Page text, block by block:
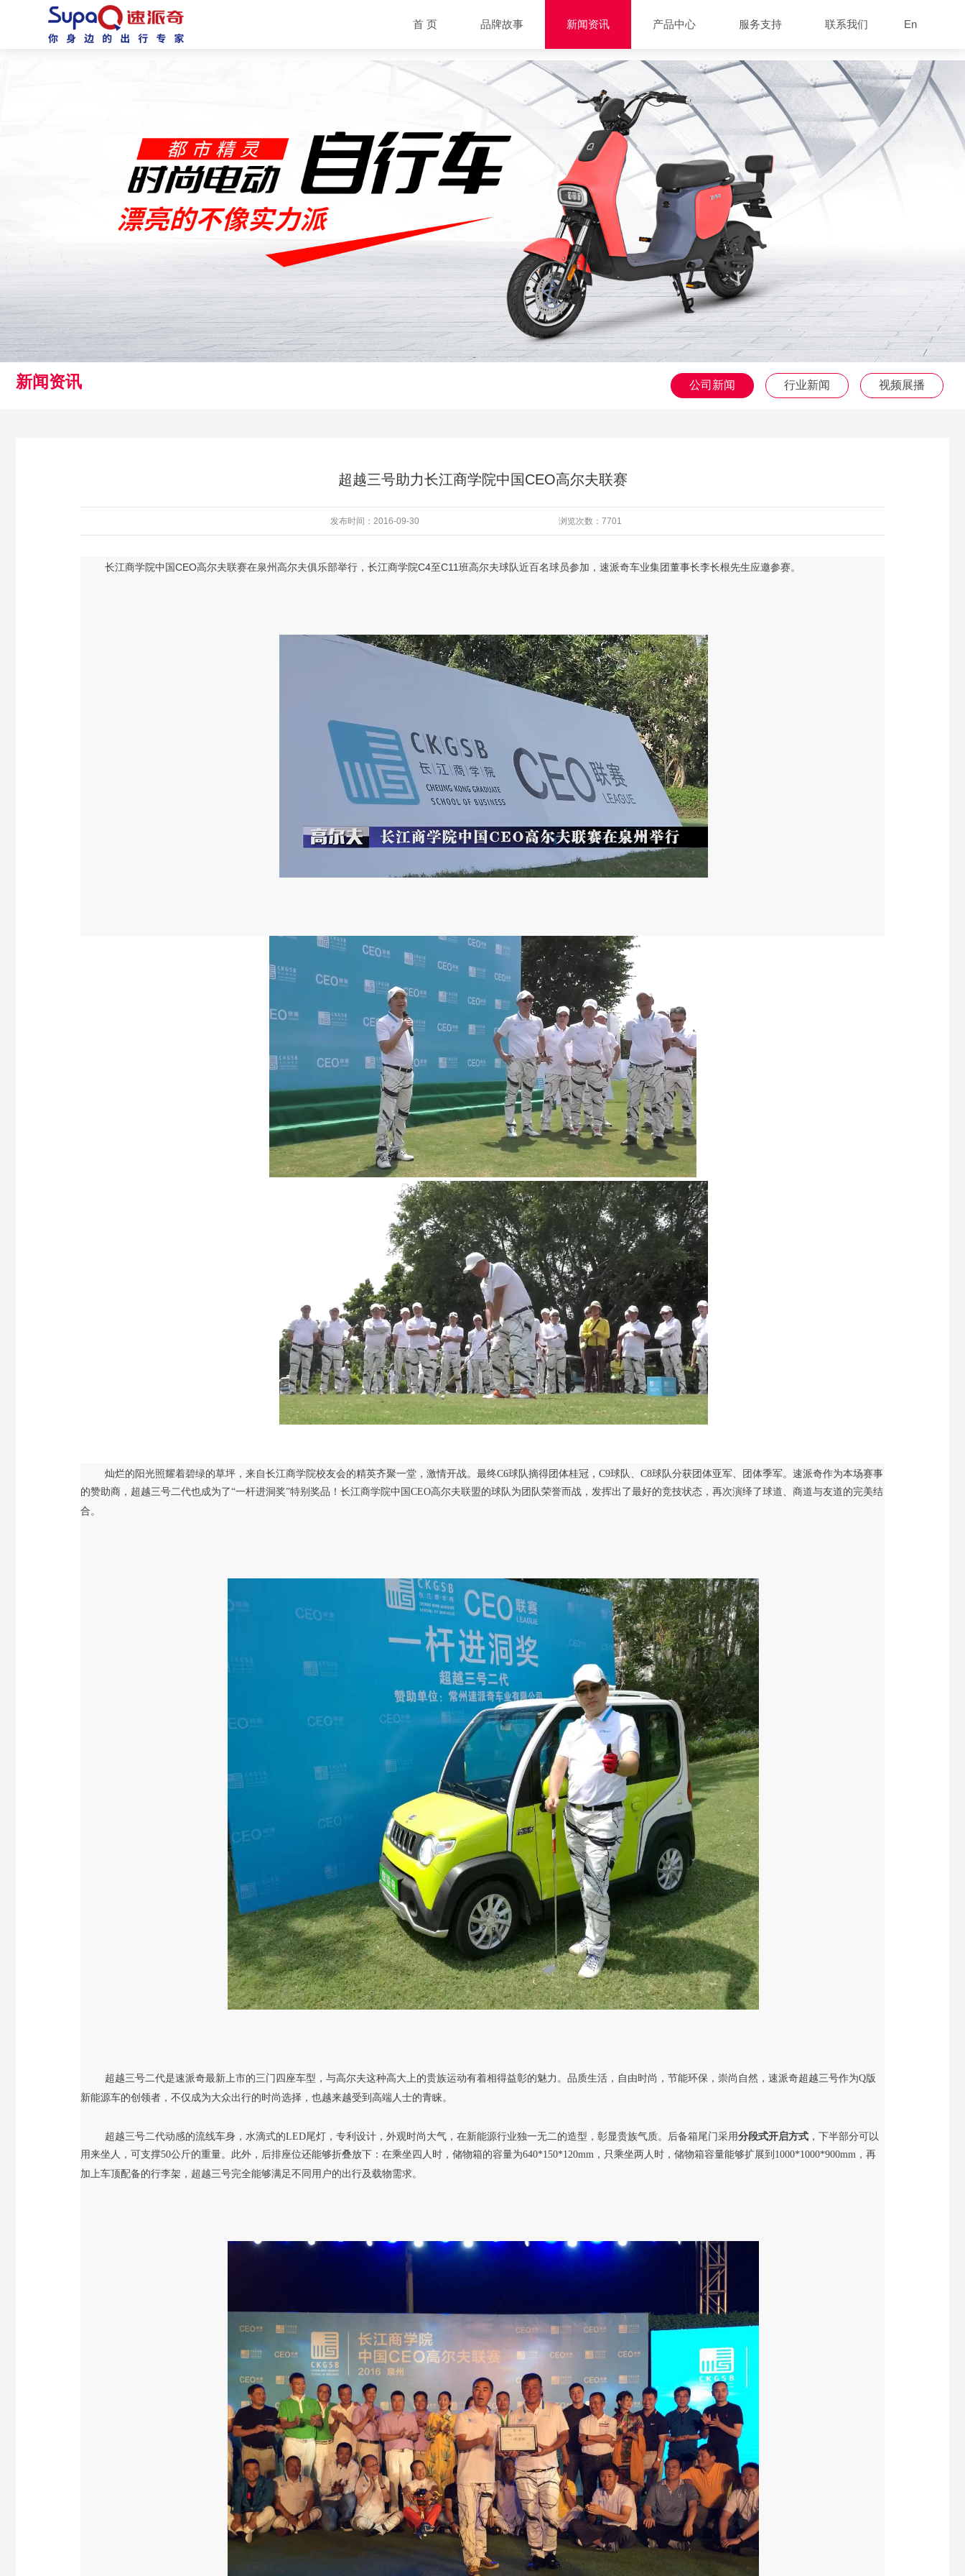
首 页 品牌故事 新闻资讯 产品中心 服务支持 联系我们 En
新闻资讯 公司新闻 行业新闻 视频展播
超越三号助力长江商学院中国CEO高尔夫联赛
发布时间：2016-09-30 浏览次数：7701
长江商学院中国CEO高尔夫联赛在泉州高尔夫俱乐部举行，长江商学院C4至C11班高尔夫球队近百名球员参加 ，速派奇车业集团董事长李长根先生应邀参赛。
灿烂的阳光照耀着碧绿的草坪，来自长江商学院校友会的精英齐聚一堂，激情开战。 最终C6球队摘得团体桂冠，C9球队、C8球队分获团体亚军、团体季军。速派奇作为本场赛事
的赞助商， 超越三号二代也成为了“一杆进洞奖”特别奖品！ 长江商学院中国 CEO高尔夫联盟的球队为团队荣誉而战，发挥出了最好的竞技状态，再次演绎了球道、商道与友道的完美结
合。
超越三号二代是速派奇最新上市的三门四座车型，与高尔夫这种高大上的贵族运动有着相得益彰的魅力。 品质生活，自由时尚，节能环保，崇尚自然， 速派奇超越三号作为Q版
新能源车的创领者，不仅成为大众出行的时尚选择，也越来越受到高端人士的青睐。
超越三号二代动感的流线车身，水滴式的LED尾灯，专利设计，外观时尚大气，在新能源行业独一无二的造型，彰显贵族气质。后备箱尾门采用分段式开启方式 ，下半部分可以
用来坐人，可支撑50公斤的重量。此外，后排座位还能够折叠放下：在乘坐四人时，储物箱的容量为640*150*120mm，只乘坐两人时，储物箱容量能够扩展到1000*1000*900mm，再
加上车顶配备的行李架，超越三号完全能够满足不同用户的出行及载物需求。